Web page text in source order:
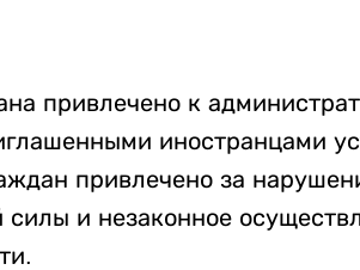
привлечено к
иностранцами
привлечено за
и незаконное